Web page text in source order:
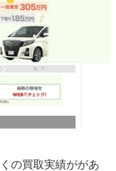
の買取実績ががあ